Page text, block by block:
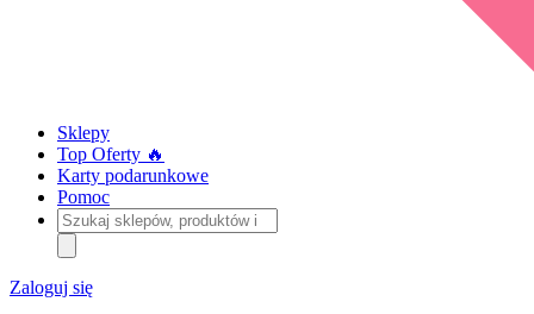
Sklepy
Top Oferty 🔥
Karty podarunkowe
Pomoc
Szukaj
sklepów,
produktów
i
kategorii
Zaloguj się